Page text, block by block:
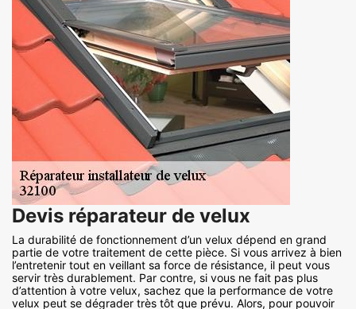
Devis réparateur de velux
La durabilité de fonctionnement d’un velux dépend en grand
partie de votre traitement de cette pièce. Si vous arrivez à bien
l’entretenir tout en veillant sa force de résistance, il peut vous
servir très durablement. Par contre, si vous ne fait pas plus
d’attention à votre velux, sachez que la performance de votre
velux peut se dégrader très tôt que prévu. Alors, pour pouvoir